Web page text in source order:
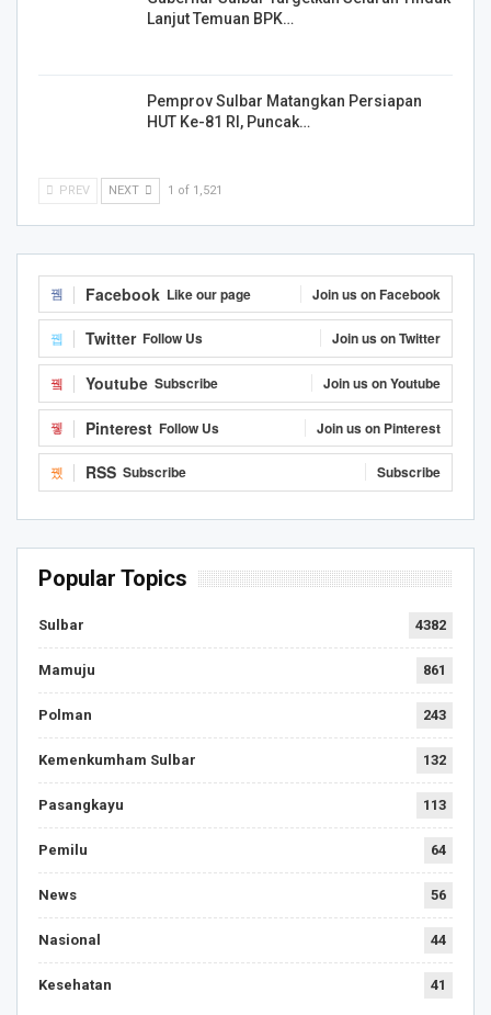
Lanjut Temuan BPK…
Pemprov Sulbar Matangkan Persiapan
HUT Ke-81 RI, Puncak…
PREV NEXT 1 of 1,521
Facebook Like our page Join us on Facebook
Twitter Follow Us Join us on Twitter
Youtube Subscribe Join us on Youtube
Pinterest Follow Us Join us on Pinterest
RSS Subscribe Subscribe
Popular Topics
Sulbar 4382
Mamuju 861
Polman 243
Kemenkumham Sulbar 132
Pasangkayu 113
Pemilu 64
News 56
Nasional 44
Kesehatan 41